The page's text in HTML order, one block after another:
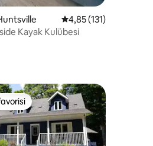
173 değerlendirme5 üzerinden ortalama
4,85 (131)
Kayak Kulübesi
en beğenilenler arasında